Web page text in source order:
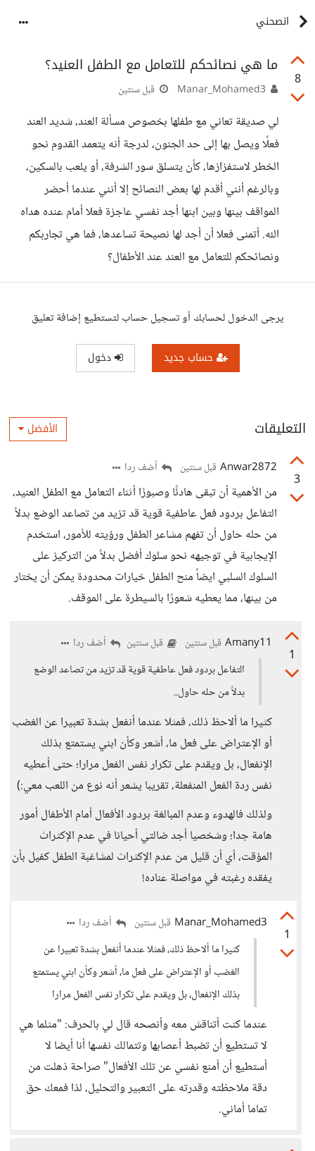
انصحني
8
ما هي نصائحكم للتعامل مع الطفل العنيد؟
قبل سنتين
لي صديقة تعاني مع طفلها بخصوص مسألة العند، شديد العند
فعلًا ويصل بها إلى حد الجنون، لدرجة أنه يتعمد القدوم نحو
الخطر لاستفزازها، كأن يتسلق سور الشرفة، أو يلعب بالسكين،
وبالرغم أنني أقدم لها بعض النصائح إلا أنني عندما أحضر
المواقف بينها وبين ابنها أجد نفسي عاجزة فعلا أمام عنده هداه
الله. أتمنى فعلا أن أجد لها نصيحة تساعدها، فما هي تجاربكم
ونصائحكم للتعامل مع العند عند الأطفال؟
يرجى الدخول لحسابك أو تسجيل حساب لتستطيع إضافة تعليق
حساب جديد دخول
التعليقات الأفضل
3
Anwar2872 قبل سنتين أضف ردا
من الأهمية أن تبقى هادئًا وصبورًا أثناء التعامل مع الطفل العنيد،
التفاعل بردود فعل عاطفية قوية قد تزيد من تصاعد الوضع بدلاً
من حله حاول أن تفهم مشاعر الطفل ورؤيته للأمور، استخدم
الإيجابية في توجيهه نحو سلوك أفضل بدلاً من التركيز على
السلوك السلبي ايضاً منح الطفل خيارات محدودة يمكن أن يختار
من بينها، مما يعطيه شعورًا بالسيطرة على الموقف.
1
Amany11 قبل سنتين قبل سنتين
أضف ردا
التفاعل بردود فعل عاطفية قوية قد تزيد من تصاعد الوضع
بدلاً من حله حاول..
كثيرا ما ألاحظ ذلك، فمثلا عندما أنفعل بشدة تعبيرا عن الغضب
أو الإعتراض على فعل ما، أشعر وكأن ابني يستمتع بذلك
الإنفعال، بل ويقدم على تكرار نفس الفعل مرارا؛ حتى أعطيه
نفس ردة الفعل المنفعلة، تقريبا يشعر أنه نوع من اللعب معي:)
ولذلك فالهدوء وعدم المبالغة بردود الأفعال أمام الأطفال أمور
هامة جدا؛ وشخصيا أجد ضالتي أحيانا في عدم الإكثراث
المؤقت، أي أن قليل من عدم الإكثراث لمشاغبة الطفل كفيل بأن
يفقده رغبته في مواصلة عناده!
1
Manar_Mohamed3 قبل سنتين
أضف ردا
كثيرا ما ألاحظ ذلك، فمثلا عندما أنفعل بشدة تعبيرا عن
الغضب أو الإعتراض على فعل ما، أشعر وكأن ابني يستمتع
بذلك الإنفعال، بل ويقدم على تكرار نفس الفعل مرارا
عندما كنت أتناقش معه وأنصحه قال لي بالحرف: "مثلما هي
لا تستطيع أن تضبط أعصابها وتتمالك نفسها أنا أيضا لا
أستطيع أن أمنع نفسي عن تلك الأفعال" صراحة ذهلت من
دقة ملاحظته وقدرته على التعبير والتحليل، لذا فمعك حق
تماما أماني.